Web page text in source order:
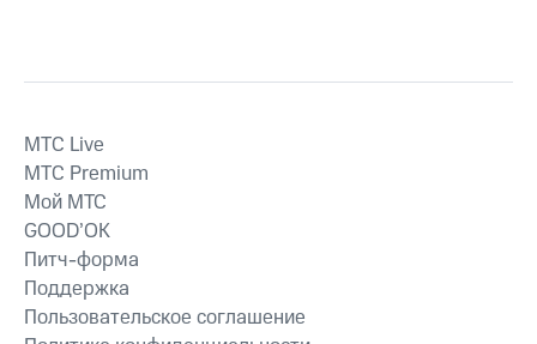
MTС Live
MTС Premium
Мой МТС
GOOD’OK
Питч-форма
Поддержка
Пользовательское соглашение